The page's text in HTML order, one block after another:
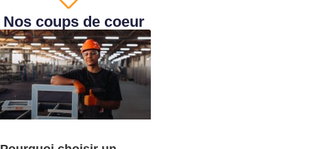
Nos coups de coeur